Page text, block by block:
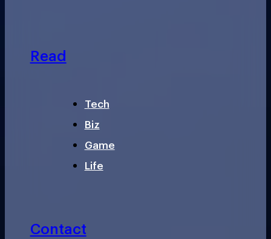
Read
Tech
Biz
Game
Life
Contact